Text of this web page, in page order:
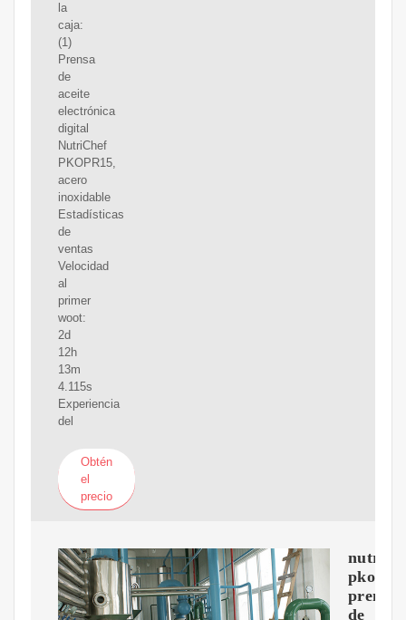
la
caja:
(1)
Prensa
de
aceite
electrónica
digital
NutriChef
PKOPR15,
acero
inoxidable
Estadísticas
de
ventas
Velocidad
al
primer
woot:
2d
12h
13m
4.115s
Experiencia
del
Obtén
el
precio
prensa
de